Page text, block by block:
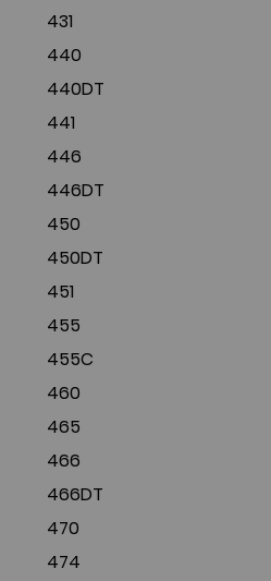
431
440
440DT
441
446
446DT
450
450DT
451
455
455C
460
465
466
466DT
470
474